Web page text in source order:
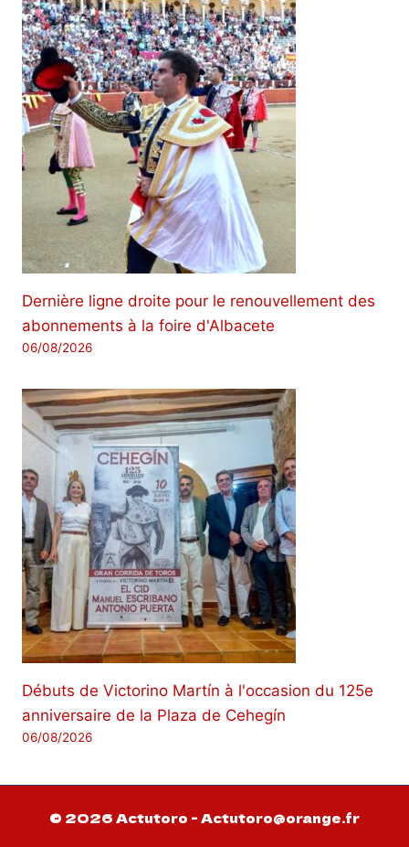
Dernière ligne droite pour le renouvellement des
abonnements à la foire d'Albacete
06/08/2026
Débuts de Victorino Martín à l'occasion du 125e
anniversaire de la Plaza de Cehegín
06/08/2026
© 2026 Actutoro - Actutoro@orange.fr